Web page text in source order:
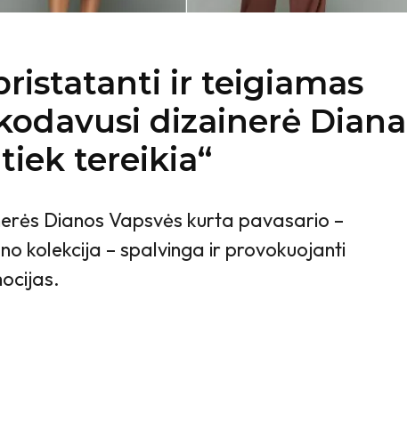
ir teigiamas
dizainerė Diana
tereikia“
Dianos Vapsvės kurta pavasario –
kolekcija – spalvinga ir provokuojanti